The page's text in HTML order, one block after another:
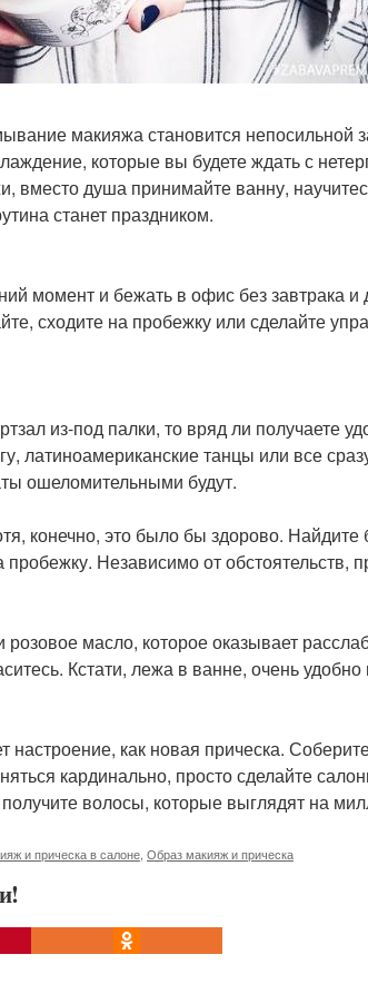
макияжа становится непосильной
которые вы будете ждать с
вместо душа принимайте ванну,
станет праздником.
момент и бежать в офис без завтрака
сходите на пробежку или сделайте
из-под палки, то вряд ли получаете
латиноамериканские танцы или все
ошеломительными будут.
конечно, это было бы здорово.
Независимо от обстоятельств,
розовое масло, которое оказывает
Кстати, лежа в ванне, очень
настроение, как новая прическа.
кардинально, просто сделайте
волосы, которые выглядят на
и прическа в салоне Образ макияж и прическа